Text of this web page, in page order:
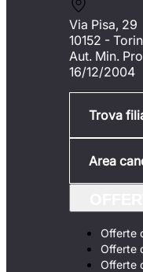
Via Pisa, 29
10152 -
Aut. Min.
16/12/2004
Trova
Area
Offerte
Offerte
Offerte